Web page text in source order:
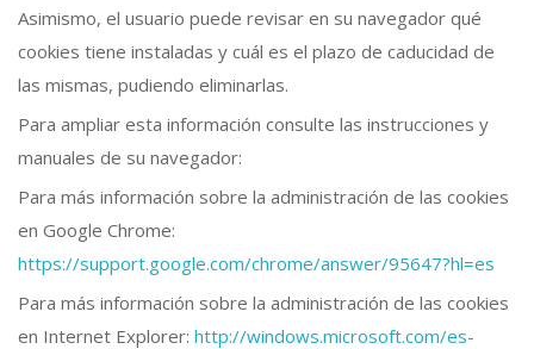
Asimismo, el usuario puede revisar en su navegador qué
cookies tiene instaladas y cuál es el plazo de caducidad de
las mismas, pudiendo eliminarlas.
Para ampliar esta información consulte las instrucciones y
manuales de su navegador:
Para más información sobre la administración de las cookies
en Google Chrome:
https://support.google.com/chrome/answer/95647?hl=es
Para más información sobre la administración de las cookies
en Internet Explorer: http://windows.microsoft.com/es-